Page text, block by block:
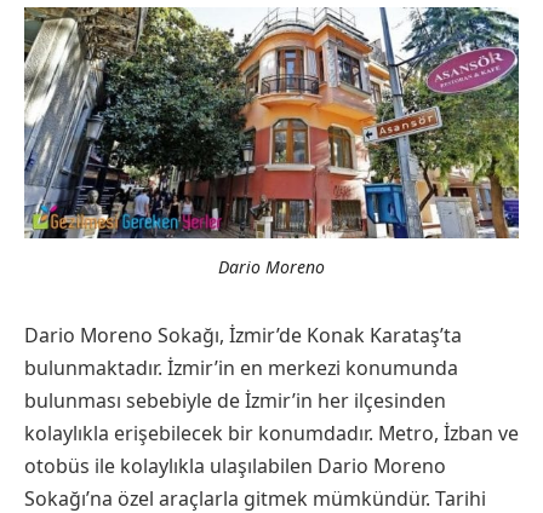
Dario Moreno
Dario Moreno Sokağı, İzmir’de Konak Karataş’ta
bulunmaktadır. İzmir’in en merkezi konumunda
bulunması sebebiyle de İzmir’in her ilçesinden
kolaylıkla erişebilecek bir konumdadır. Metro, İzban ve
otobüs ile kolaylıkla ulaşılabilen Dario Moreno
Sokağı’na özel araçlarla gitmek mümkündür. Tarihi